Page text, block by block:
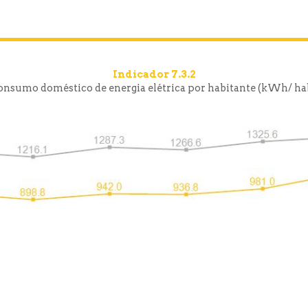
Indicador 7.3.2
doméstico de energia elétrica por habitante (kWh/